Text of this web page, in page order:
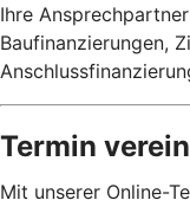
Ihre
Baufinanzierungen,
Termin
Mit unserer Online-